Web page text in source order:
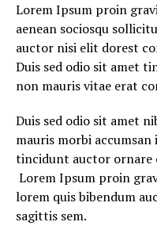
Lorem Ipsum proin
aenean sociosqu
auctor nisi elit dorest
Duis sed odio sit amet
non mauris vitae erat
Duis sed odio sit amet
mauris morbi
tincidunt auctor ornare
Lorem Ipsum proin
lorem quis bibendum
sagittis sem.